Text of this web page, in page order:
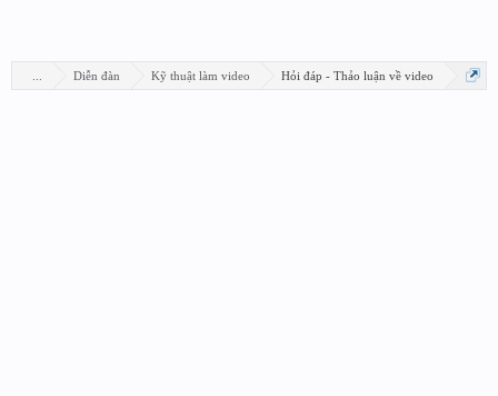
Diễn đàn Kỹ thuật làm video Hỏi đáp - Thảo luận về video